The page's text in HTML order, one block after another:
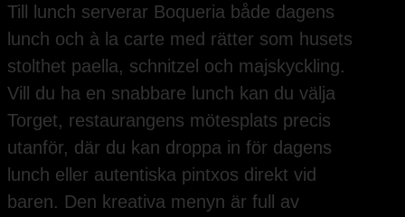
Till lunch serverar Boqueria både dagens
lunch och à la carte med rätter som husets
stolthet paella, schnitzel och majskyckling.
Vill du ha en snabbare lunch kan du välja
Torget, restaurangens mötesplats precis
utanför, där du kan droppa in för dagens
lunch eller autentiska pintxos direkt vid
baren. Den kreativa menyn är full av